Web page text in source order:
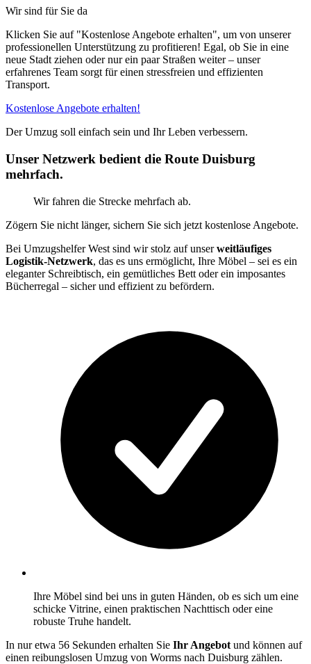
Wir sind für Sie da
Klicken Sie auf "Kostenlose Angebote erhalten", um von unserer
professionellen Unterstützung zu profitieren! Egal, ob Sie in eine
neue Stadt ziehen oder nur ein paar Straßen weiter – unser
erfahrenes Team sorgt für einen stressfreien und effizienten
Transport.
Kostenlose Angebote erhalten!
Der Umzug soll einfach sein und Ihr Leben verbessern.
Unser Netzwerk bedient die Route Duisburg
mehrfach.
Wir fahren die Strecke mehrfach ab.
Zögern Sie nicht länger, sichern Sie sich jetzt kostenlose Angebote.
Bei Umzugshelfer West sind wir stolz auf unserweitläufiges
Logistik-Netzwerk, das es uns ermöglicht, Ihre Möbel – sei es ein
eleganter Schreibtisch, ein gemütliches Bett oder ein imposantes
Bücherregal – sicher und effizient zu befördern.
Ihre Möbel sind bei uns in guten Händen, ob es sich um eine
schicke Vitrine, einen praktischen Nachttisch oder eine
robuste Truhe handelt.
In nur etwa 56 Sekunden erhalten Sie Ihr Angebot und können auf
einen reibungslosen Umzug von Worms nach Duisburg zählen.